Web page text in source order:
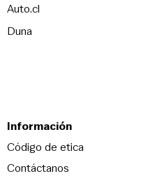
Auto.cl
DunaOpens in new window
Información
Código de eticaOpens in new
Contáctanos